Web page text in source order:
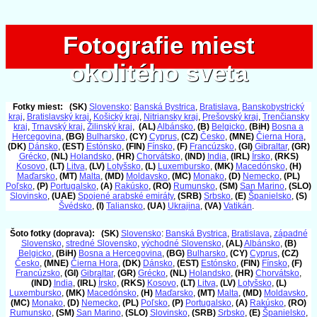
Fotografie miest
okolitého sveta
Fotografie miest
okolitého sveta
Fotky miest: (SK) Slovensko: Banská Bystrica, Bratislava, Banskobystrický
kraj, Bratislavský kraj, Košický kraj, Nitriansky kraj, Prešovský kraj, Trenčiansky
kraj, Trnavský kraj, Žilinský kraj, (AL)Albánsko, (B) Belgicko, (BiH) Bosna a
Hercegovina, (BG) Bulharsko, (CY) Cyprus, (CZ) Česko, (MNE) Čierna Hora,
(DK) Dánsko, (EST) Estónsko, (FIN) Fínsko, (F) Francúzsko, (GI) Gibraltar, (GR)
Grécko, (NL) Holandsko, (HR) Chorvátsko, (IND) India, (IRL) Írsko, (RKS)
Kosovo, (LT) Litva, (LV) Lotyšsko, (L) Luxembursko, (MK) Macedónsko, (H)
Maďarsko, (MT) Malta, (MD) Moldavsko, (MC) Monako, (D) Nemecko, (PL)
Poľsko, (P) Portugalsko, (A) Rakúsko, (RO) Rumunsko, (SM) San Marino, (SLO)
Slovinsko, (UAE) Spojené arabské emiráty, (SRB) Srbsko, (E) Španielsko, (S)
Švédsko, (I) Taliansko, (UA) Ukrajina, (VA) Vatikán.
Šoto fotky (doprava): (SK) Slovensko: Banská Bystrica, Bratislava, západné
Slovensko, stredné Slovensko, východné Slovensko, (AL)Albánsko, (B)
Belgicko, (BiH) Bosna a Hercegovina, (BG) Bulharsko, (CY) Cyprus, (CZ)
Česko, (MNE) Čierna Hora, (DK) Dánsko, (EST) Estónsko, (FIN) Fínsko, (F)
Francúzsko, (GI) Gibraltar, (GR) Grécko, (NL) Holandsko, (HR) Chorvátsko,
(IND) India, (IRL) Írsko, (RKS) Kosovo, (LT) Litva, (LV) Lotyšsko, (L)
Luxembursko, (MK) Macedónsko, (H) Maďarsko, (MT) Malta, (MD) Moldavsko,
(MC) Monako, (D) Nemecko, (PL) Poľsko, (P) Portugalsko, (A) Rakúsko, (RO)
Rumunsko, (SM) San Marino, (SLO) Slovinsko, (SRB) Srbsko, (E) Španielsko,